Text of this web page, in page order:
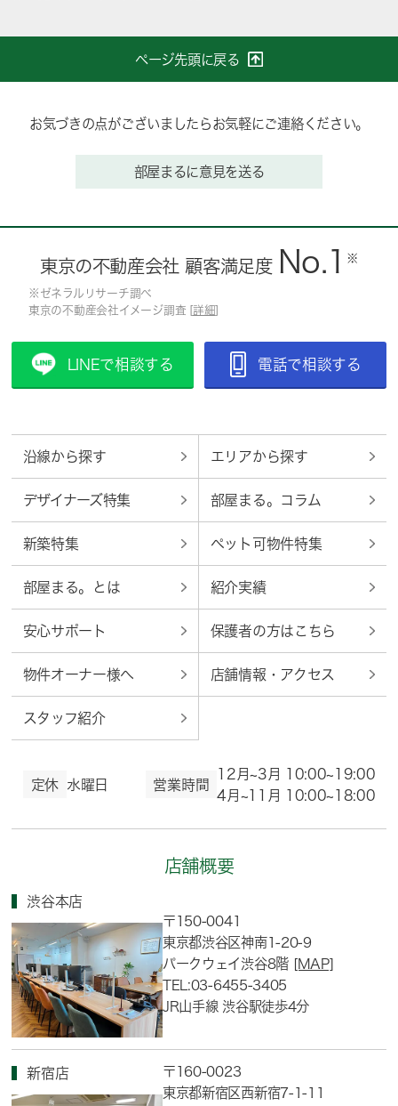
ページ先頭に戻る
お気づきの点がございましたらお気軽にご連絡ください。
部屋まるに意見を送る
東京の不動産会社 顧客満足度 No.1 ※
※ゼネラルリサーチ調べ
東京の不動産会社イメージ調査 [ 詳細
LINEで相談する 電話で相談する
沿線から探す エリアから探す
デザイナーズ特集 部屋まる。コラム
新築特集 ペット可物件特集
部屋まる。とは 紹介実績
安心サポート 保護者の方はこちら
物件オーナー様へ 店舗情報・アクセス
スタッフ紹介
定休 水曜日 営業時間
12月~3月 10:00~19:00
4月~11月 10:00~18:00
店舗概要
渋谷本店
〒150-0041
東京都渋谷区神南1-20-9
パークウェイ渋谷8階 [MAP]
TEL:03-6455-3405
JR山手線 渋谷駅徒歩4分
新宿店
〒160-0023
東京都新宿区西新宿7-1-11